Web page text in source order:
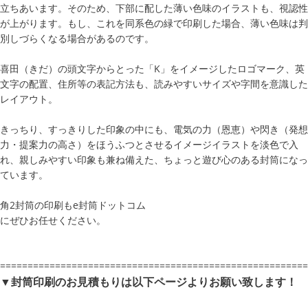
立ちあいます。そのため、下部に配した薄い色味のイラストも、視認性
が上がります。もし、これを同系色の緑で印刷した場合、薄い色味は判
別しづらくなる場合があるのです。
喜田（きだ）の頭文字からとった「K」をイメージしたロゴマーク、英
文字の配置、住所等の表記方法も、読みやすいサイズや字間を意識した
レイアウト。
きっちり、すっきりした印象の中にも、電気の力（恩恵）や閃き（発想
力・提案力の高さ）をほうふつとさせるイメージイラストを淡色で入
れ、親しみやすい印象も兼ね備えた、ちょっと遊び心のある封筒になっ
ています。
角2封筒の印刷もe封筒ドットコム
にぜひお任せください。
▼封筒印刷のお見積もりは以下ページよりお願い致します！